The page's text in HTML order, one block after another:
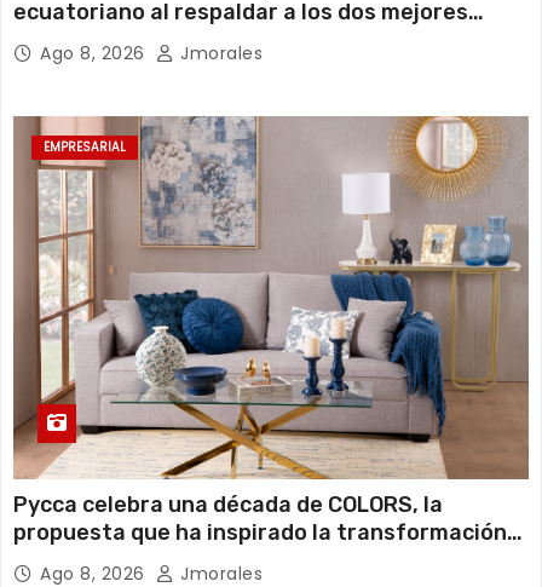
ecuatoriano al respaldar a los dos mejores
jugadores de pádel del país
Ago 8, 2026 Jmorales
EMPRESARIAL
Pycca celebra una década de COLORS, la
propuesta que ha inspirado la transformación
de miles de hogares ecuatorianos
Ago 8, 2026 Jmorales